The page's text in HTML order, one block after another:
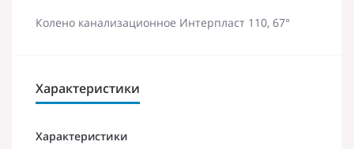
Колено канализационное Интерпласт 110, 67°
Характеристики
Характеристики